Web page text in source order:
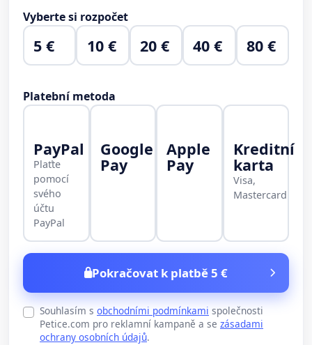
Vyberte si rozpočet
5 € 10 € 20 € 40 € 80 €
Platební metoda
PayPal
Plaťte
pomocí
svého
účtu
PayPal
Google
Pay
Apple
Pay
Kreditní
karta
Visa,
Mastercard
Pokračovat k platbě 5 €
Souhlasím s obchodními podmínkami společnosti
Petice.com pro reklamní kampaně a se zásadami
ochrany osobních údajů.